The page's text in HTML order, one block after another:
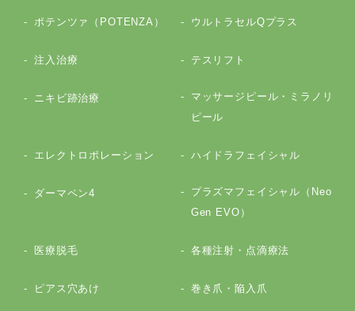
ポテンツァ（POTENZA） ウルトラセルQプラス
注入治療 テスリフト
ニキビ跡治療
マッサージピール・ミラノリ
ピール
エレクトロポレーション ハイドラフェイシャル
ダーマペン4
プラズマフェイシャル（Neo
Gen EVO）
医療脱毛 各種注射・点滴療法
ピアス穴あけ 巻き爪・陥入爪